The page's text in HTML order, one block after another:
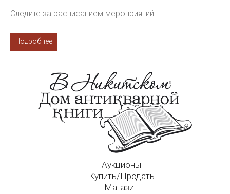
Следите за расписанием мероприятий.
Подробнее
Аукционы
Купить/Продать
Магазин